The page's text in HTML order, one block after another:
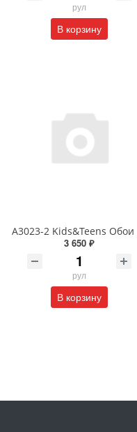
рул
В корзину
3 650 ₽
рул
В корзину